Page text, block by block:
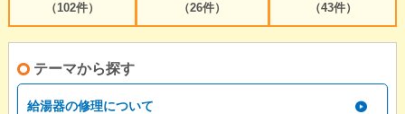
（102件）
（26件）
（43件）
テーマから探す
給湯器の修理について